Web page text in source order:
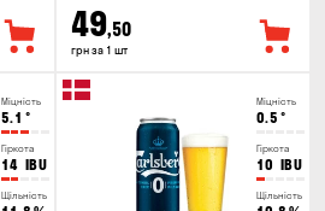
49,50
грн за 1 шт
Міцність
5.1 °
Гіркота
14 IBU
Щільність
Міцність
0.5 °
Гіркота
10 IBU
Щільність